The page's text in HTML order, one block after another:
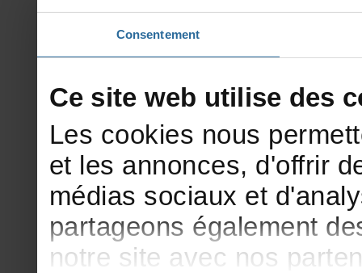
Consentement